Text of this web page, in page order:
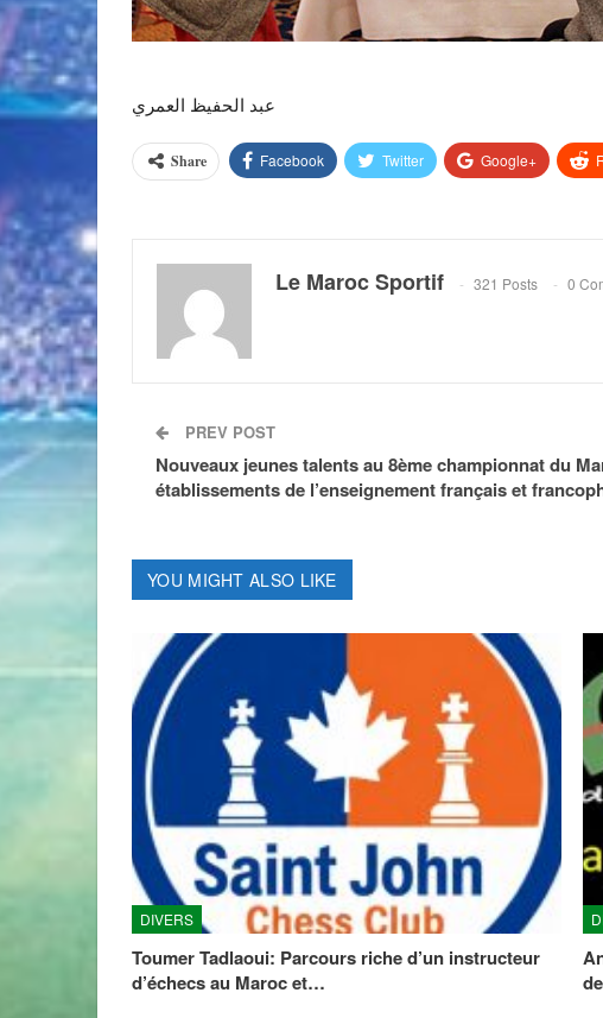
عبد الحفيظ العمري
Share Facebook Twitter Google+
Le Maroc Sportif 321 Posts 0
PREV POST
Nouveaux jeunes talents au 8ème championnat du
établissements de l’enseignement français et
YOU MIGHT ALSO LIKE
DIVERS
Toumer Tadlaoui: Parcours riche d’un instructeur
d’échecs au Maroc et…